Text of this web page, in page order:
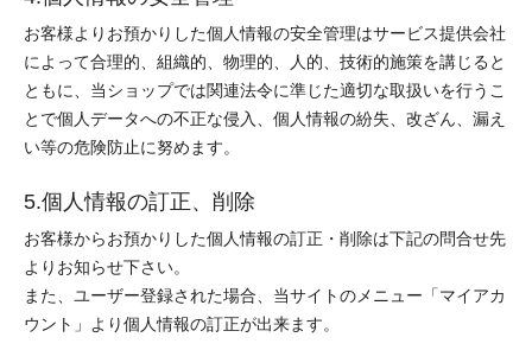
お客様よりお預かりした個人情報の安全管理はサービス提供会社
によって合理的、組織的、物理的、人的、技術的施策を講じると
ともに、当ショップでは関連法令に準じた適切な取扱いを行うこ
とで個人データへの不正な侵入、個人情報の紛失、改ざん、漏え
い等の危険防止に努めます。
5.個人情報の訂正、削除
お客様からお預かりした個人情報の訂正・削除は下記の問合せ先
よりお知らせ下さい。
また、ユーザー登録された場合、当サイトのメニュー「マイアカ
ウント」より個人情報の訂正が出来ます。